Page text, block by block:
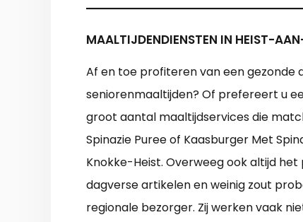
MAALTIJDENDIENSTEN IN HEIST-
Af en toe profiteren van een gezonde
seniorenmaaltijden? Of prefereert u
groot aantal maaltijdservices die
Spinazie Puree of Kaasburger Met
Knokke-Heist. Overweeg ook altijd
dagverse artikelen en weinig zout
regionale bezorger. Zij werken vaak